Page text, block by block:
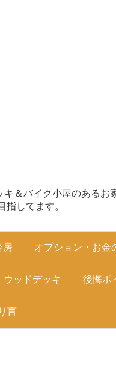
バイク小屋のあるお
してます。
房 オプション・お金
ウッドデッキ 後悔ポ
言